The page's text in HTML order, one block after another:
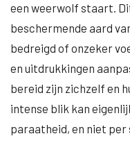
een weerwolf staart.
beschermende aard
bedreigd of onzeker
en uitdrukkingen
bereid zijn zichzelf en
intense blik kan
paraatheid, en niet per